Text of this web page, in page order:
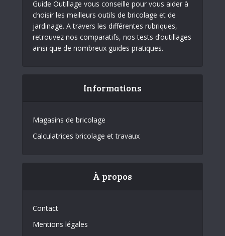
Guide Outillage vous conseille pour vous aider à
choisir les meilleurs outils de bricolage et de
jardinage. A travers les différentes rubriques,
retrouvez nos comparatifs, nos tests d’outillages
ainsi que de nombreux guides pratiques.
Informations
Magasins de bricolage
Calculatrices bricolage et travaux
À propos
Contact
Mentions légales